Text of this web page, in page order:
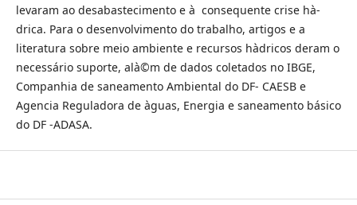
levaram ao desabastecimento e à consequente crise hà­
drica. Para o desenvolvimento do trabalho, artigos e a
literatura sobre meio ambiente e recursos hà­dricos deram o
necessário suporte, alà©m de dados coletados no IBGE,
Companhia de saneamento Ambiental do DF- CAESB e
Agencia Reguladora de àguas, Energia e saneamento básico
do DF -ADASA.